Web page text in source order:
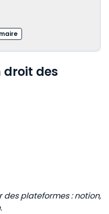
droit des
des plateformes : notion,